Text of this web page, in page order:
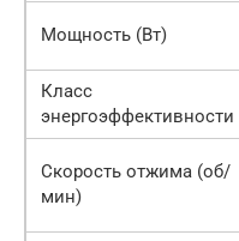
Мощность (Вт)
Класс
энергоэффективности
Скорость отжима (об/
мин)